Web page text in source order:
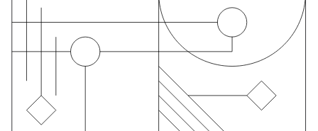
Emirati Arabi Uniti
Estonia
English
English
Francia
Français